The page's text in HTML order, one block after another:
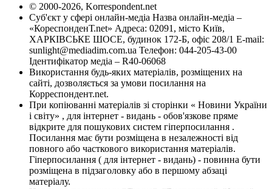
© 2000-2026, Korrespondent.net
Суб'єкт у сфері онлайн-медіа Назва онлайн-медіа –
«КореспонденТ.net» Адреса: 02091, місто Київ,
ХАРКІВСЬКЕ ШОСЕ, будинок 172-Б, офіс 208/1 E-mail:
sunlight@mediadim.com.ua Телефон: 044-205-43-00
Ідентифікатор медіа – R40-06068
Використання будь-яких матеріалів, розміщених на
сайті, дозволяється за умови посилання на
Корреспондент.net.
При копіюванні матеріалів зі сторінки « Новини України
і світу» , для інтернет - видань - обов'язкове пряме
відкрите для пошукових систем гіперпосилання .
Посилання має бути розміщена в незалежності від
повного або часткового використання матеріалів.
Гіперпосилання ( для інтернет - видань) - повинна бути
розміщена в підзаголовку або в першому абзаці
матеріалу.